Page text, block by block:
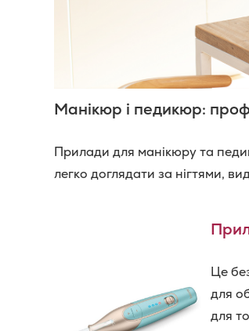
Манікюр і педикюр:
Прилади для манікюру та
легко доглядати за нігтями,
Це
для
для